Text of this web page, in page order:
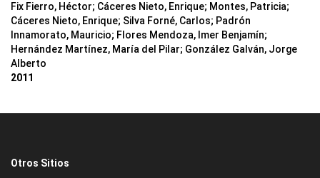
Fix Fierro, Héctor; Cáceres Nieto, Enrique; Montes, Patricia;
Cáceres Nieto, Enrique; Silva Forné, Carlos; Padrón
Innamorato, Mauricio; Flores Mendoza, Imer Benjamín;
Hernández Martínez, María del Pilar; González Galván, Jorge
Alberto
2011
Otros Sitios